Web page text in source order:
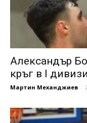
Александър
кръг в I
Мартин Механджиев -